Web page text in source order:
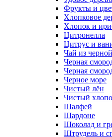
Фрукты и
Хлопковое
Хлопок и
Цитронелла
Цитрус и
Чай из
Черная
Черная
Черное море
Чистый лён
Чистый
Шалфей
Шардоне
Шоколад и
Штрудель и